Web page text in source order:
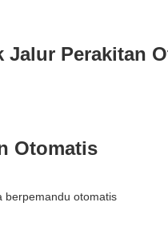
Jalur Perakitan
Otomatis
berpemandu otomatis